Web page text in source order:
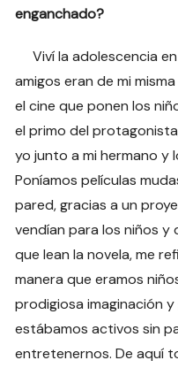
enganchado?
Viví la adolescencia en
amigos eran de mi
el cine que ponen los
el primo del
yo junto a mi hermano y
Poníamos películas
pared, gracias a un
vendían para los niños
que lean la novela, me
manera que eramos
prodigiosa imaginación y
estábamos activos sin
entretenernos. De aquí